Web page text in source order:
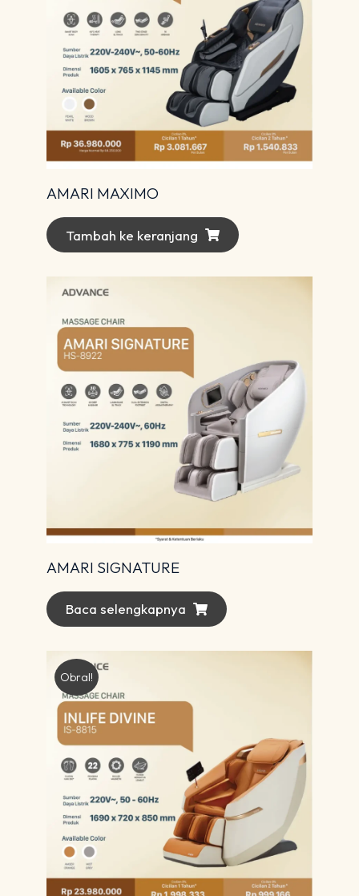
AMARI MAXIMO
Tambah ke keranjang
AMARI SIGNATURE
Baca selengkapnya
Obral!